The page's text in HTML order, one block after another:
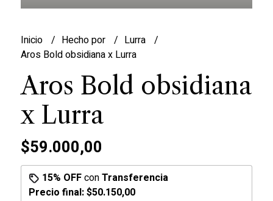
Inicio Hecho por
Lurra
Aros Bold obsidiana x Lurra
Aros Bold obsidiana
x Lurra
$59.000,00
15% OFFconTransferencia
Precio final:$50.150,00